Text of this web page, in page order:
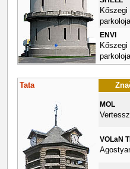
Kőszegi
ENVI
Kőszegi
Tata
MOL
VOLaN